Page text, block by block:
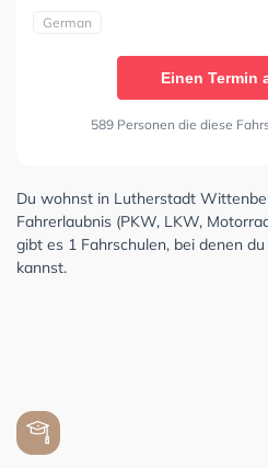
German
Einen Termin
589 Personen die diese
Du wohnst in Lutherstadt
Fahrerlaubnis (PKW, LKW,
gibt es 1 Fahrschulen, bei denen
kannst.